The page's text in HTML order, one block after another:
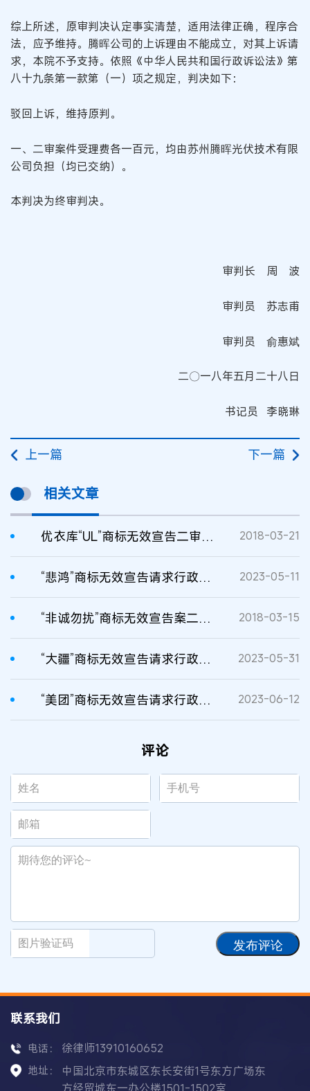
综上所述，原审判决认定事实清楚，适用法律正确，程序合
法，应予维持。腾晖公司的上诉理由不能成立，对其上诉请
求，本院不予支持。依照《中华人民共和国行政诉讼法》第
八十九条第一款第（一）项之规定，判决如下：
驳回上诉，维持原判。
一、二审案件受理费各一百元，均由苏州腾晖光伏技术有限
公司负担（均已交纳）。
本判决为终审判决。
审判长 周 波
审判员 苏志甫
审判员 俞惠斌
二〇一八年五月二十八日
书记员 李晓琳
上一篇 下一篇
相关文章
优衣库“UL”商标无效宣告二审判决书 2018-03-21
“悲鸿”商标无效宣告请求行政纠纷二审判决书 2023-05-11
“非诚勿扰”商标无效宣告案二审判决书 2018-03-15
“大疆”商标无效宣告请求行政纠纷案二审判决书 2023-05-31
“美团”商标无效宣告请求行政纠纷案二审判决书 2023-06-12
评论
发布评论
联系我们
电话： 徐律师13910160652
地址：
中国北京市东城区东长安街1号东方广场东